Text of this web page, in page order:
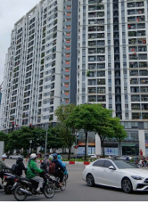
Thị
Giá vàng
Tiêu dùng
Tỷ giá
Chứng
Giá cà